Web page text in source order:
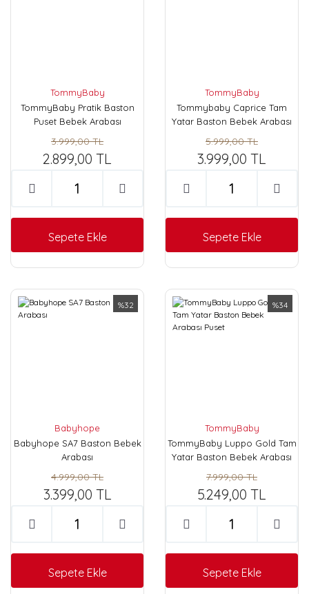
TommyBaby
TommyBaby Pratik Baston
Puset Bebek Arabası
3.999,00 TL
2.899,00 TL
Sepete Ekle
TommyBaby
Tommybaby Caprice Tam
Yatar Baston Bebek Arabası
5.999,00 TL
3.999,00 TL
Sepete Ekle
%32
Babyhope
Babyhope SA7 Baston Bebek
Arabası
4.999,00 TL
3.399,00 TL
Sepete Ekle
%34
TommyBaby
TommyBaby Luppo Gold Tam
Yatar Baston Bebek Arabası
7.999,00 TL
5.249,00 TL
Sepete Ekle